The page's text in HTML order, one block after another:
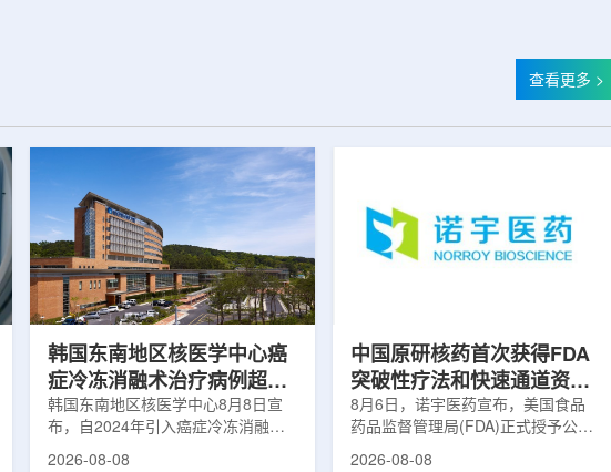
查看更多 >
韩国东南地区核医学中心癌
症冷冻消融术治疗病例超过
100例
韩国东南地区核医学中心8月8日宣
布，自2024年引入癌症冷冻消融术
以来，中心已完成超过100例相关手
2026-08-08
中国原研核药首次获得FDA
突破性疗法和快速通道资格
双重认定
8月6日，诺宇医药宣布，美国食品
药品监督管理局(FDA)正式授予公司
自主研发的68Ga-NYM096突破性疗
2026-08-08